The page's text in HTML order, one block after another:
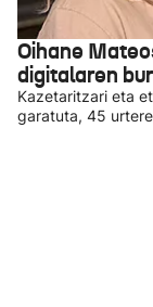
Oihane
digitalaren
Kazetaritzari eta
garatuta, 45